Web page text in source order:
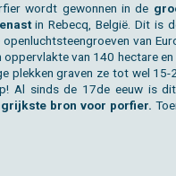
wordt ge­won­nen in de
in Re­becq, België. Dit is
open­lucht­steen­groe­ven van
op­per­vlak­te van 140 hec­ta­re
plek­ken gra­ven ze tot wel 15-
Al sinds de 17de eeuw is
bron voor por­fier.